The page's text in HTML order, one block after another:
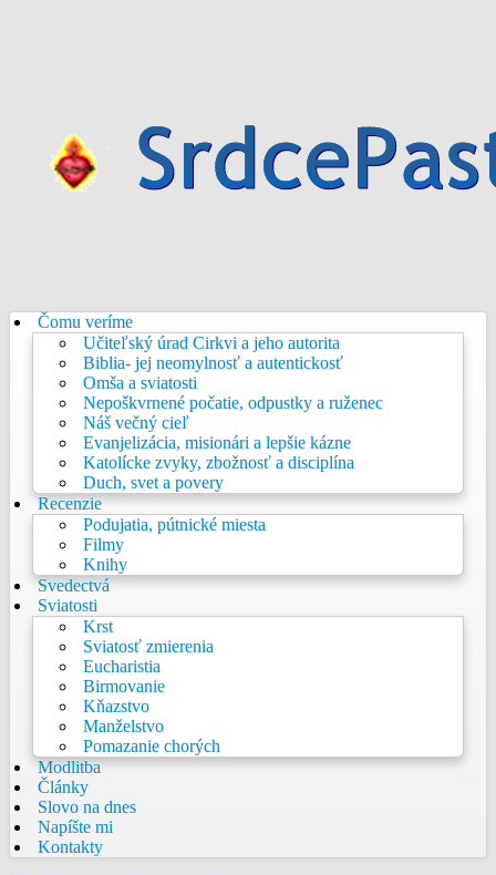
Čomu veríme
Učiteľský úrad Cirkvi a jeho autorita
Biblia- jej neomylnosť a autentickosť
Omša a sviatosti
Nepoškvrnené počatie, odpustky a ruženec
Náš večný cieľ
Evanjelizácia, misionári a lepšie kázne
Katolícke zvyky, zbožnosť a disciplína
Duch, svet a povery
Recenzie
Podujatia, pútnické miesta
Filmy
Knihy
Svedectvá
Sviatosti
Krst
Sviatosť zmierenia
Eucharistia
Birmovanie
Kňazstvo
Manželstvo
Pomazanie chorých
Modlitba
Články
Slovo na dnes
Napíšte mi
Kontakty